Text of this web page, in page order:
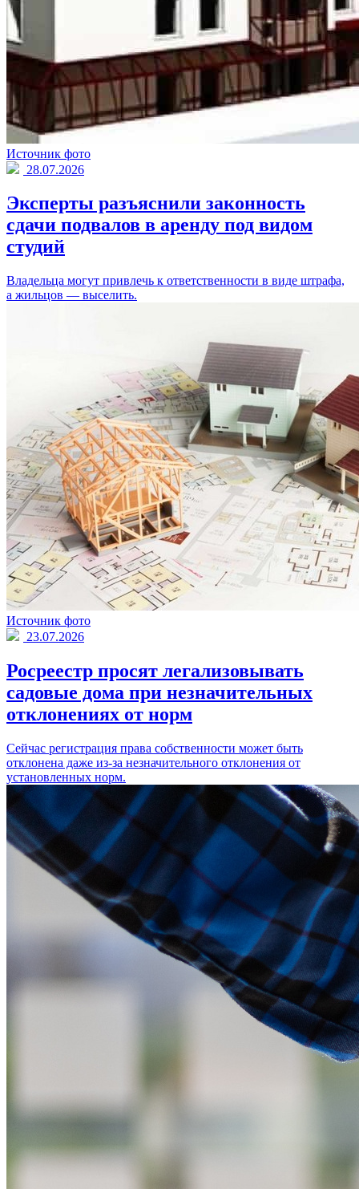
Источник фото
28.07.2026
Эксперты разъяснили законность
сдачи подвалов в аренду под видом
студий
Владельца могут привлечь к ответственности в виде штрафа,
а жильцов — выселить.
Источник фото
23.07.2026
Росреестр просят легализовывать
садовые дома при незначительных
отклонениях от норм
Сейчас регистрация права собственности может быть
отклонена даже из-за незначительного отклонения от
установленных норм.